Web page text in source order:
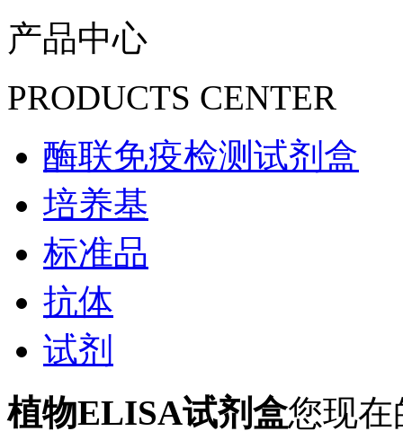
产品中心
PRODUCTS CENTER
酶联免疫检测试剂盒
培养基
标准品
抗体
试剂
植物ELISA试剂盒您现